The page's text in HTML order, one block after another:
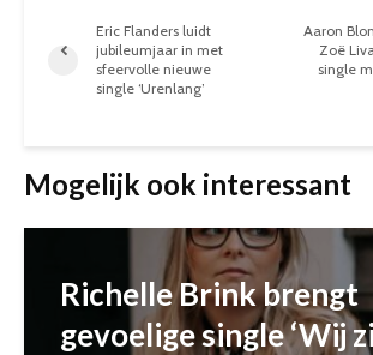
Eric Flanders luidt
jubileumjaar in met
sfeervolle nieuwe
single ‘Urenlang’
Aaron
Zoë
single
Mogelijk ook interessant
Richelle Brink brengt
gevoelige single ‘Wij